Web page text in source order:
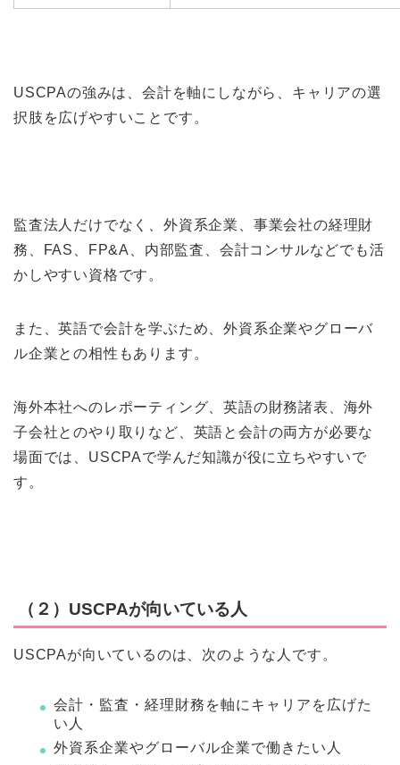
USCPAの強みは、会計を軸にしながら、キャリアの選
択肢を広げやすいことです。
監査法人だけでなく、外資系企業、事業会社の経理財
務、FAS、FP&A、内部監査、会計コンサルなどでも活
かしやすい資格です。
また、英語で会計を学ぶため、外資系企業やグローバ
ル企業との相性もあります。
海外本社へのレポーティング、英語の財務諸表、海外
子会社とのやり取りなど、英語と会計の両方が必要な
場面では、USCPAで学んだ知識が役に立ちやすいで
す。
（２）USCPAが向いている人
USCPAが向いているのは、次のような人です。
会計・監査・経理財務を軸にキャリアを広げた
い人
外資系企業やグローバル企業で働きたい人